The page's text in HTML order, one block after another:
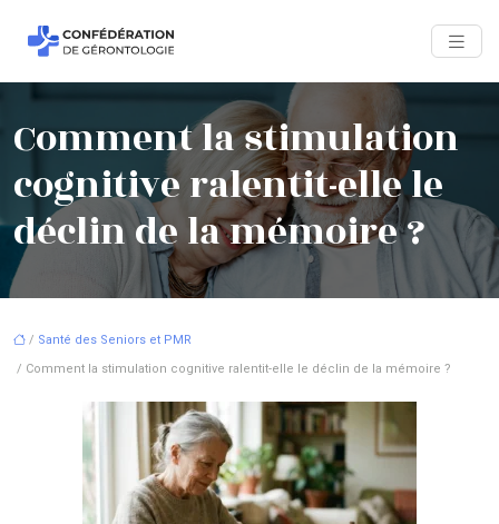
Comment la stimulation
cognitive ralentit-elle le
déclin de la mémoire ?
/ Santé des Seniors et PMR
/ Comment la stimulation cognitive ralentit-elle le déclin de la mémoire ?